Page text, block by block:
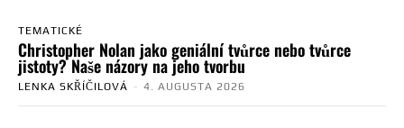
TEMATICKÉ
Christopher Nolan jako geniální tvůrce nebo tvůrce
jistoty? Naše názory na jeho tvorbu
LENKA SKŘÍČILOVÁ - 4. AUGUSTA 2026